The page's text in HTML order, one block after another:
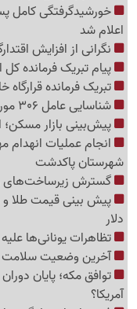
اعلام شد
نگرانی از افزایش
پیام تبریک فرمانده
تبریک فرمانده
شناسایی عامل 306 مورد کلاهبرداری از درون زندان
پیش‌بینی بازار
انجام عملیات انهدام
شهرستان پاکدشت
گسترش زیرساخت‌های
دلار
تظاهرات یونانی‌ها
آخرین وضعیت سلامت
توافق مکه؛ پایان
آمریکا؟